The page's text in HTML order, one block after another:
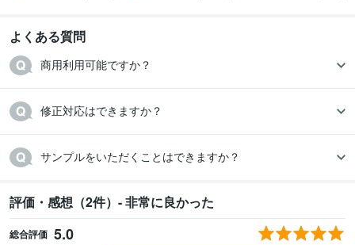
よくある質問
商用利用可能ですか？
修正対応はできますか？
サンプルをいただくことはできますか？
評価・感想（2件）- 非常に良かった
総合評価 5.0